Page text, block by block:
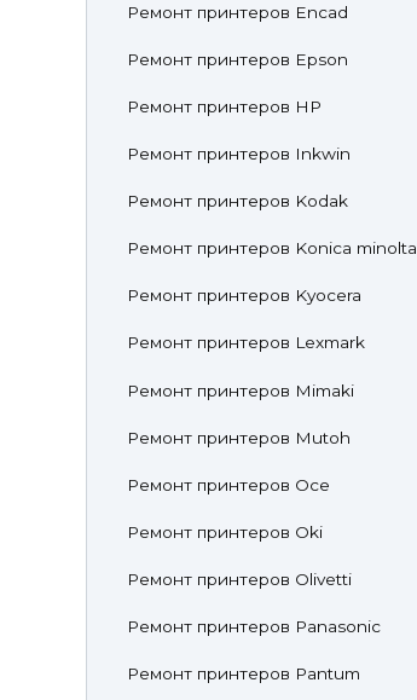
Ремонт принтеров Encad
Ремонт принтеров Epson
Ремонт принтеров HP
Ремонт принтеров Inkwin
Ремонт принтеров Kodak
Ремонт принтеров Konica minolta
Ремонт принтеров Kyocera
Ремонт принтеров Lexmark
Ремонт принтеров Mimaki
Ремонт принтеров Mutoh
Ремонт принтеров Oce
Ремонт принтеров Oki
Ремонт принтеров Olivetti
Ремонт принтеров Panasonic
Ремонт принтеров Pantum